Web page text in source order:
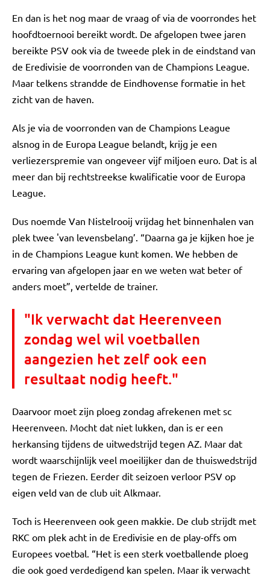
En dan is het nog maar de vraag of via de voorrondes het
hoofdtoernooi bereikt wordt. De afgelopen twee jaren
bereikte PSV ook via de tweede plek in de eindstand van
de Eredivisie de voorronden van de Champions League.
Maar telkens strandde de Eindhovense formatie in het
zicht van de haven.
Als je via de voorronden van de Champions League
alsnog in de Europa League belandt, krijg je een
verliezerspremie van ongeveer vijf miljoen euro. Dat is al
meer dan bij rechtstreekse kwalificatie voor de Europa
League.
Dus noemde Van Nistelrooij vrijdag het binnenhalen van
plek twee 'van levensbelang’. “Daarna ga je kijken hoe je
in de Champions League kunt komen. We hebben de
ervaring van afgelopen jaar en we weten wat beter of
anders moet”, vertelde de trainer.
"Ik verwacht dat Heerenveen
zondag wel wil voetballen
aangezien het zelf ook een
resultaat nodig heeft."
Daarvoor moet zijn ploeg zondag afrekenen met sc
Heerenveen. Mocht dat niet lukken, dan is er een
herkansing tijdens de uitwedstrijd tegen AZ. Maar dat
wordt waarschijnlijk veel moeilijker dan de thuiswedstrijd
tegen de Friezen. Eerder dit seizoen verloor PSV op
eigen veld van de club uit Alkmaar.
Toch is Heerenveen ook geen makkie. De club strijdt met
RKC om plek acht in de Eredivisie en de play-offs om
Europees voetbal. “Het is een sterk voetballende ploeg
die ook goed verdedigend kan spelen. Maar ik verwacht